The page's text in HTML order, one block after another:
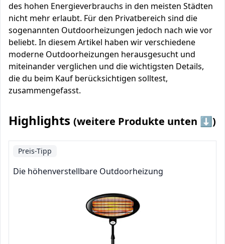
des hohen Energieverbrauchs in den meisten Städten
nicht mehr erlaubt. Für den Privatbereich sind die
sogenannten Outdoorheizungen jedoch nach wie vor
beliebt. In diesem Artikel haben wir verschiedene
moderne Outdoorheizungen herausgesucht und
miteinander verglichen und die wichtigsten Details,
die du beim Kauf berücksichtigen solltest,
zusammengefasst.
Highlights (weitere Produkte unten ⬇️)
Preis-Tipp
Die höhenverstellbare Outdoorheizung